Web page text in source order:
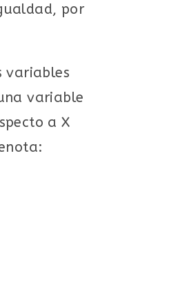
por
variables
variable
a X